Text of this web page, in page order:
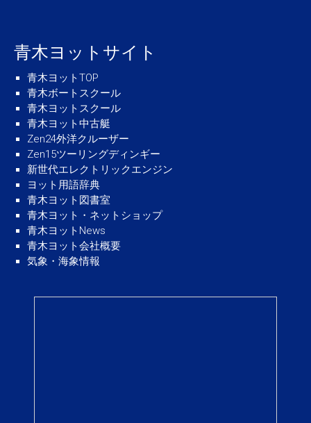
青木ヨットサイト
青木ヨットTOP
青木ボートスクール
青木ヨットスクール
青木ヨット中古艇
Zen24外洋クルーザー
Zen15ツーリングディンギー
新世代エレクトリックエンジン
ヨット用語辞典
青木ヨット図書室
青木ヨット・ネットショップ
青木ヨットNews
青木ヨット会社概要
気象・海象情報